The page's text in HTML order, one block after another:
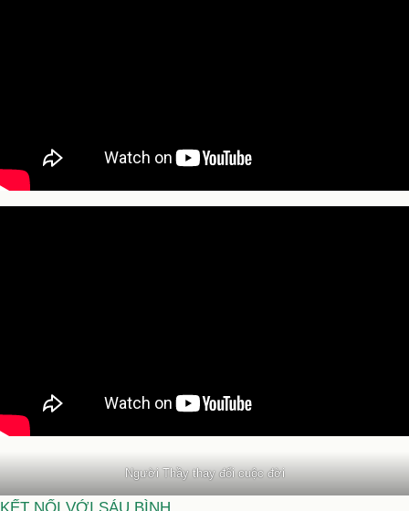
Người Thầy thay đổi cuộc đời